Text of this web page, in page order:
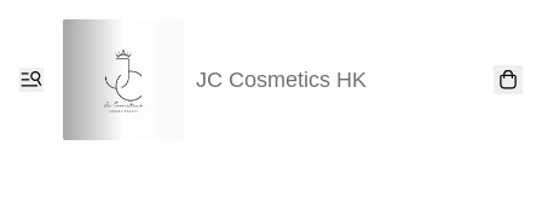
JC Cosmetics HK